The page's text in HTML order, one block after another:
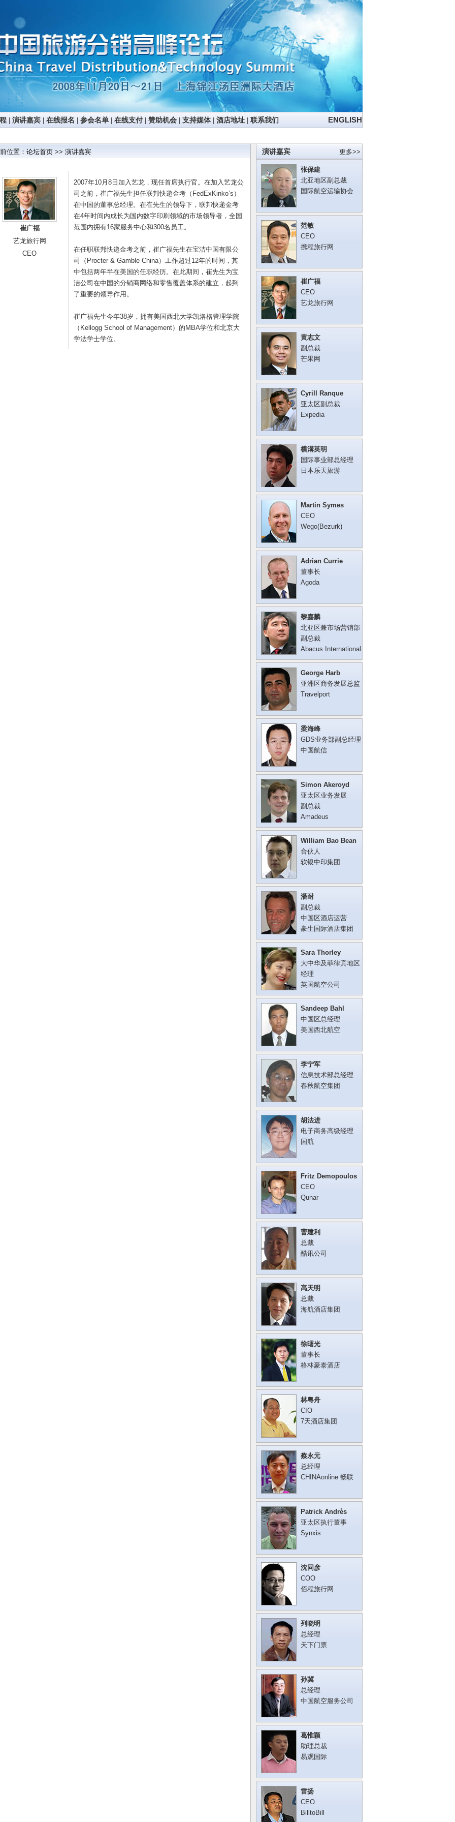
演讲嘉宾 在线报名 参会名单 在线支付| 赞助机会 支持媒体| 酒店地址 联系我们 ENGLISH
位置： 论坛首页 >> 演讲嘉宾
崔广福
艺龙旅行网
CEO
2007年10月8日加入艺龙，现任首席执行官。在加入艺龙公
司之前，崔广福先生担任联邦快递金考（FedExKinko’s）
在中国的董事总经理。在崔先生的领导下，联邦快递金考
在4年时间内成长为国内数字印刷领域的市场领导者，全国
范围内拥有16家服务中心和300名员工。
在任职联邦快递金考之前，崔广福先生在宝洁中国有限公
司（Procter & Gamble China）工作超过12年的时间，其
中包括两年半在美国的任职经历。在此期间，崔先生为宝
洁公司在中国的分销商网络和零售覆盖体系的建立，起到
了重要的领导作用。
崔广福先生今年38岁，拥有美国西北大学凯洛格管理学院
（Kellogg School of Management）的MBA学位和北京大
学法学士学位。
演讲嘉宾 更多>>
张保建
北亚地区副总裁
国际航空运输协会
范敏
CEO
携程旅行网
崔广福
CEO
艺龙旅行网
黄志文
副总裁
芒果网
Cyrill Ranque
亚太区副总裁
Expedia
横溝英明
国际事业部总经理
日本乐天旅游
Martin Symes
CEO
Wego(Bezurk)
Adrian Currie
董事长
Agoda
黎嘉麟
北亚区兼市场营销部
副总裁
Abacus International
George Harb
亚洲区商务发展总监
Travelport
梁海峰
GDS业务部副总经理
中国航信
Simon Akeroyd
亚太区业务发展
副总裁
Amadeus
William Bao Bean
合伙人
软银中印集团
潘耐
副总裁
中国区酒店运营
豪生国际酒店集团
Sara Thorley
大中华及菲律宾地区
经理
英国航空公司
Sandeep Bahl
中国区总经理
美国西北航空
李宁军
信息技术部总经理
春秋航空集团
胡法进
电子商务高级经理
国航
Fritz Demopoulos
CEO
Qunar
曹建利
总裁
酷讯公司
高天明
总裁
海航酒店集团
徐曙光
董事长
格林豪泰酒店
林粤舟
CIO
7天酒店集团
蔡永元
总经理
CHINAonline 畅联
Patrick Andrès
亚太区执行董事
Synxis
沈同彦
COO
佰程旅行网
列晓明
总经理
天下门票
孙冀
总经理
中国航空服务公司
葛惟颖
助理总裁
易观国际
雷扬
CEO
BilltoBill